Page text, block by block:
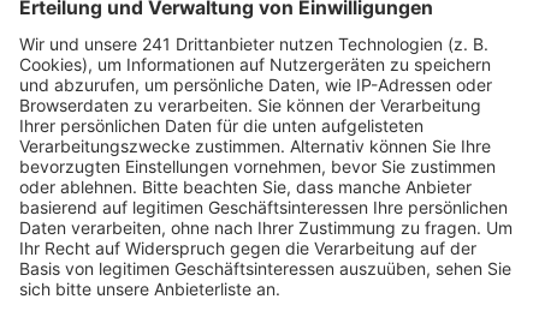
etwa durch Uringeruch auffallen, sollen spezielle
Reinigungsmittel eingesetzt werden.
Ein Pilotprojekt sieht außerdem vor, in zwei
ausgewählten U-Bahnhöfen Musik abzuspielen, um die
Atmosphäre zu verbessern. Ab Januar sollen zudem
sogenannte Fahrgastmanager-Teams eingesetzt
werden. Diese Teams übernehmen dann die bisher
getrennten Aufgaben der Ticketkontrolle, des
Services und der Sicherheit. Sie sollen verstärkt in
Bahnen, Bussen und an Haltestellen präsent sein.